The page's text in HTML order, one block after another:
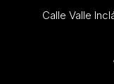
Calle Valle